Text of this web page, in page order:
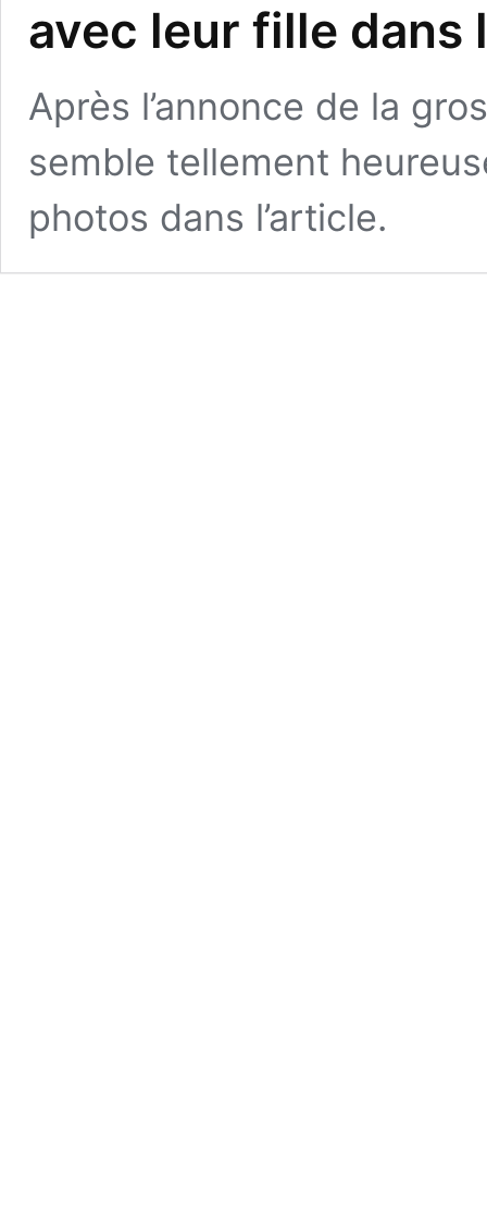
avec leur fille dans
Après l’annonce de la
semble tellement
photos dans l’article.